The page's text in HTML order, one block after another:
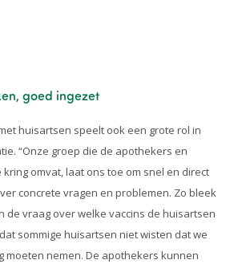
goed ingezet
huisartsen speelt ook een grote rol in
“Onze groep die de apothekers en
omvat, laat ons toe om snel en direct
concrete vragen en problemen. Zo bleek
de vraag over welke vaccins de huisartsen
sommige huisartsen niet wisten dat we
moeten nemen. De apothekers kunnen